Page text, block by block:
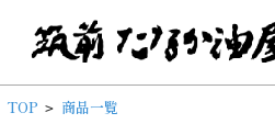
TOP > 商品一覧